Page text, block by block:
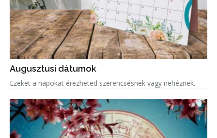
Augusztusi dátumok
Ezeket a napokat érezheted szerencsésnek vagy nehéznek.